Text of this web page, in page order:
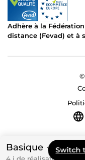
Basique Switch
Adhère à la
distance (Fevad) et à
©